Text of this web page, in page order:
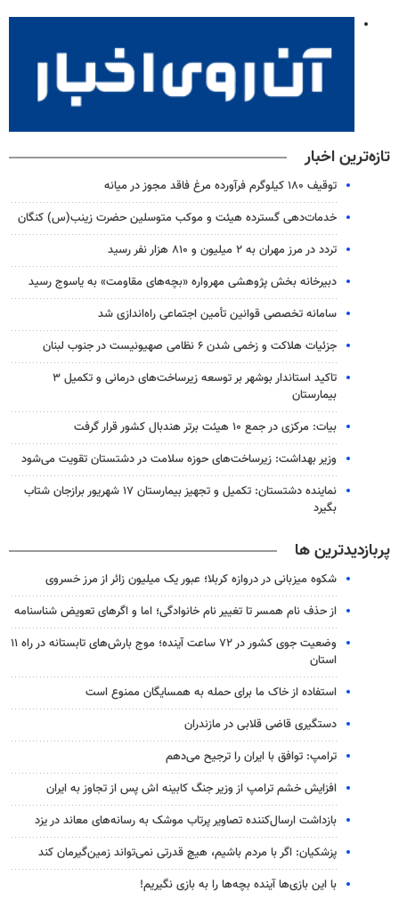
تازه‌ترین اخبار
توقیف ۱۸۰ کیلوگرم فرآورده مرغ فاقد مجوز در میانه
خدمات‌دهی گسترده هیئت و موکب متوسلین حضرت زینب(س) کنگان
تردد در مرز مهران به ۲ میلیون و ۸۱۰ هزار نفر رسید
دبیرخانه بخش پژوهشی مهرواره «بچه‌های مقاومت» به یاسوج رسید
سامانه تخصصی قوانین تأمین اجتماعی راه‌اندازی شد
جزئیات هلاکت و زخمی شدن ۶ نظامی صهیونیست در جنوب لبنان
تاکید استاندار بوشهر بر توسعه زیرساخت‌های درمانی و تکمیل ۳
بیمارستان
بیات: مرکزی در جمع ۱۰ هیئت برتر هندبال کشور قرار گرفت
وزیر بهداشت: زیرساخت‌های حوزه سلامت در دشتستان تقویت می‌شود
نماینده دشتستان: تکمیل و تجهیز بیمارستان ۱۷ شهریور برازجان شتاب
بگیرد
پربازدیدترین ها
شکوه میزبانی در دروازه کربلا؛ عبور یک میلیون زائر از مرز خسروی
از حذف نام همسر تا تغییر نام خانوادگی؛ اما و اگرهای تعویض شناسنامه
وضعیت جوی کشور در ۷۲ ساعت آینده؛ موج بارش‌های تابستانه در راه ۱۱
استان
استفاده از خاک ما برای حمله به همسایگان ممنوع است
دستگیری قاضی قلابی در مازندران
ترامپ: توافق با ایران را ترجیح می‌دهم
افزایش خشم ترامپ از وزیر جنگ کابینه اش پس از تجاوز به ایران
بازداشت ارسال‌کننده تصاویر پرتاب موشک به رسانه‌های معاند در یزد
پزشکیان: اگر با مردم باشیم، هیچ قدرتی نمی‌تواند زمین‌گیرمان کند
با این بازی‌ها آینده بچه‌ها را به بازی نگیریم!